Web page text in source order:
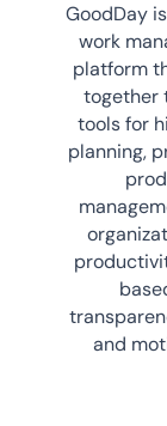
GoodDay
work
platform
together
tools for
planning,
and